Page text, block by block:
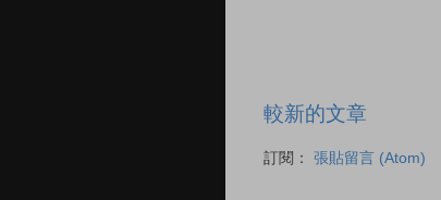
較新的文章
訂閱： 張貼留言 (Atom)